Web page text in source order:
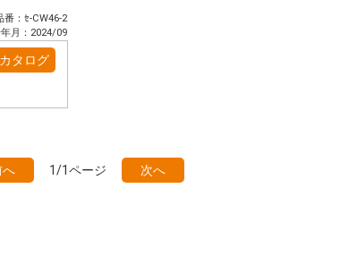
番：ｾ-CW46-2
月：2024/09
カタログ
へ 1/1ページ 次へ